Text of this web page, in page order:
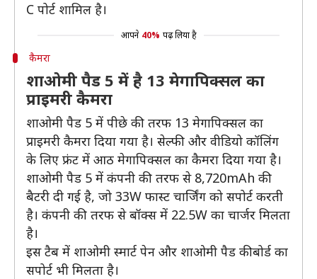
C पोर्ट शामिल है।
आपने 40% पढ़ लिया है
कैमरा
शाओमी पैड 5 में है 13 मेगापिक्सल का
प्राइमरी कैमरा
शाओमी पैड 5 में पीछे की तरफ 13 मेगापिक्सल का
प्राइमरी कैमरा दिया गया है। सेल्फी और वीडियो कॉलिंग
के लिए फ्रंट में आठ मेगापिक्सल का कैमरा दिया गया है।
शाओमी पैड 5 में कंपनी की तरफ से 8,720mAh की
बैटरी दी गई है, जो 33W फास्ट चार्जिंग को सपोर्ट करती
है। कंपनी की तरफ से बॉक्स में 22.5W का चार्जर मिलता
है।
इस टैब में शाओमी स्मार्ट पेन और शाओमी पैड कीबोर्ड का
सपोर्ट भी मिलता है।